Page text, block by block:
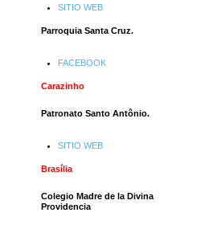
SITIO WEB
Parroquia Santa Cruz.
FACEBOOK
Carazinho
Patronato Santo Antônio.
SITIO WEB
Brasília
Colegio Madre de la Divina
Providencia